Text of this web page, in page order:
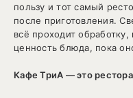
пользу и тот самый
после приготовления.
всё проходит
ценность блюда, пока
Кафе ТриA — это